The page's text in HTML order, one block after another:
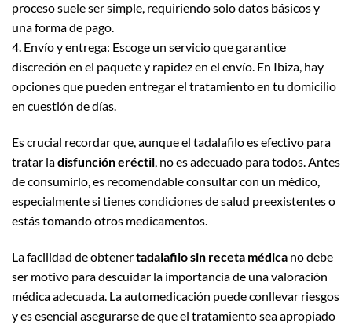
proceso suele ser simple, requiriendo solo datos básicos y
una forma de pago.
4. Envío y entrega: Escoge un servicio que garantice
discreción en el paquete y rapidez en el envío. En Ibiza, hay
opciones que pueden entregar el tratamiento en tu domicilio
en cuestión de días.
Es crucial recordar que, aunque el tadalafilo es efectivo para
tratar ladisfunción eréctil, no es adecuado para todos. Antes
de consumirlo, es recomendable consultar con un médico,
especialmente si tienes condiciones de salud preexistentes o
estás tomando otros medicamentos.
La facilidad de obtenertadalafilo sin receta médica no debe
ser motivo para descuidar la importancia de una valoración
médica adecuada. La automedicación puede conllevar riesgos
y es esencial asegurarse de que el tratamiento sea apropiado